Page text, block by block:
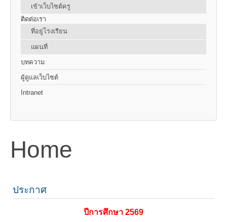
เข้าเว็บไซต์ครู
ติดต่อเรา
ที่อยู่โรงเรียน
แผนที่
บทความ
ผู้ดูแลเว็บไซต์
Intranet
Home
ประกาศ
ปีการศึกษา 2569